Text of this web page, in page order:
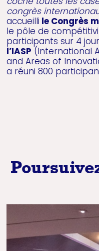
congrès
accueilli le Congrès
le pôle de
participants sur 4
l’IASP (International
and Areas of
a réuni 800